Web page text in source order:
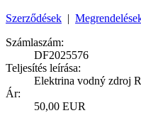
Szerződések |
Számlaszám:
DF2025576
Teljesítés leírása:
Elektrina vodný zdroj
Ár:
50,00 EUR